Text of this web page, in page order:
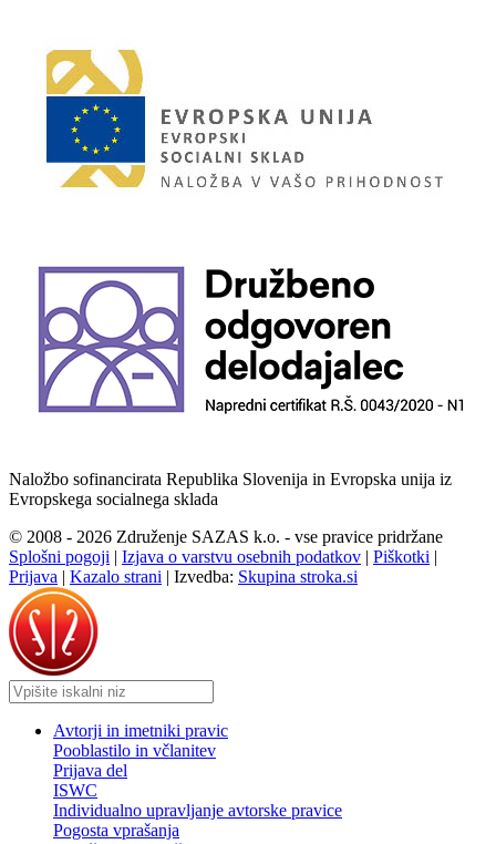
Naložbo sofinancirata Republika Slovenija in Evropska unija iz
Evropskega socialnega sklada
© 2008 - 2026 Združenje SAZAS k.o. - vse pravice pridržane
Splošni pogoji | Izjava o varstvu osebnih podatkov | Piškotki |
Prijava | Kazalo strani | Izvedba: Skupina stroka.si
Avtorji in imetniki pravic
Pooblastilo in včlanitev
Prijava del
ISWC
Individualno upravljanje avtorske pravice
Pogosta vprašanja